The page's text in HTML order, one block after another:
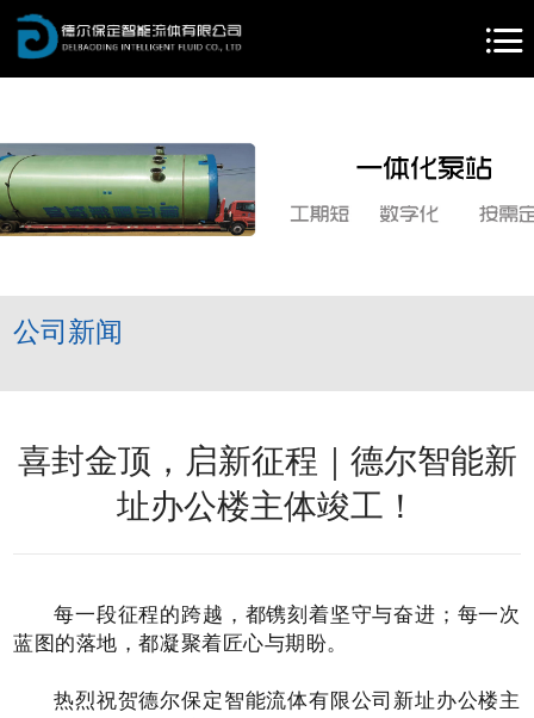
首
我
们
品
中
新
闻
服
公司新闻
喜封金顶，启新征程｜德尔智能新
址办公楼主体竣工！
每一段征程的跨越，都镌刻着坚守与奋进；每一次
蓝图的落地，都凝聚着匠心与期盼。
热烈祝贺德尔保定智能流体有限公司新址办公楼主